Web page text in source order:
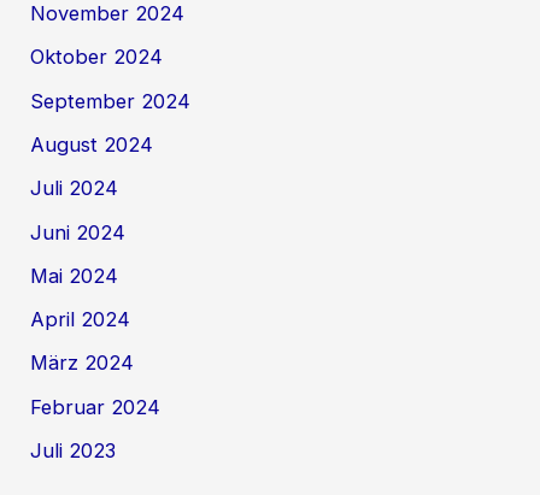
November 2024
Oktober 2024
September 2024
August 2024
Juli 2024
Juni 2024
Mai 2024
April 2024
März 2024
Februar 2024
Juli 2023